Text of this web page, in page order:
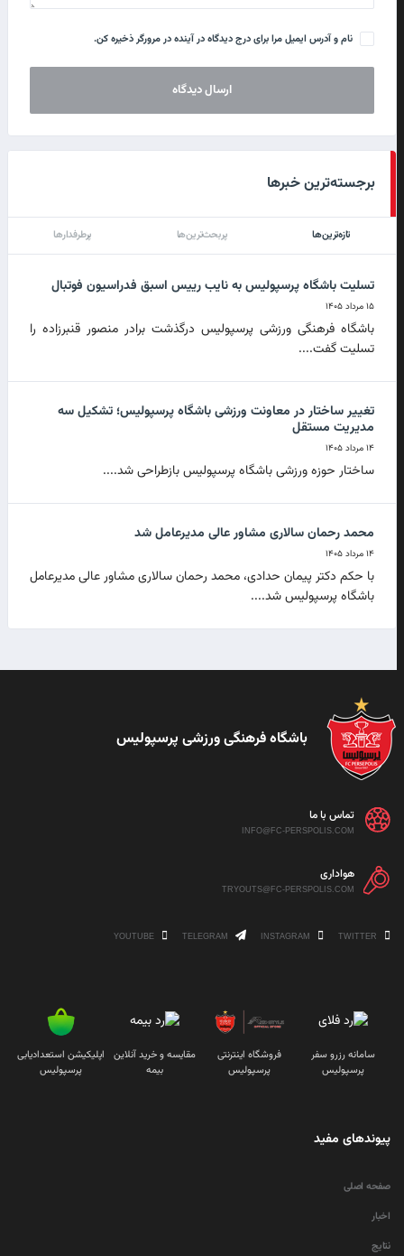
نام و آدرس ایمیل مرا برای درج دیدگاه در آینده در مرورگر ذخیره کن.
برجسته‌ترین خبرها
تازه‌ترین‌ها پربحث‌ترین‌ها پرطرفدارها
تسلیت باشگاه پرسپولیس به نایب رییس اسبق فدراسیون فوتبال
۱۵ مرداد ۱۴۰۵
باشگاه فرهنگی ورزشی پرسپولیس درگذشت برادر منصور قنبرزاده را
تسلیت گفت....
تغییر ساختار در معاونت ورزشی باشگاه پرسپولیس؛ تشکیل سه
مدیریت مستقل
۱۴ مرداد ۱۴۰۵
ساختار حوزه ورزشی باشگاه پرسپولیس بازطراحی شد....
محمد رحمان سالاری مشاور عالی مدیرعامل شد
۱۴ مرداد ۱۴۰۵
با حکم دکتر پیمان حدادی، محمد رحمان سالاری مشاور عالی مدیرعامل
باشگاه پرسپولیس شد....
باشگاه فرهنگی ورزشی پرسپولیس
تماس با ما
INFO@FC-PERSPOLIS.COM
هواداری
TRYOUTS@FC-PERSPOLIS.COM
سامانه رزرو سفر
پرسپولیس
فروشگاه اینترنتی
پرسپولیس
مقایسه و خرید آنلاین
بیمه
اپلیکیشن استعدادیابی
پرسپولیس
پیوندهای مفید
صفحه اصلی
اخبار
نتایج